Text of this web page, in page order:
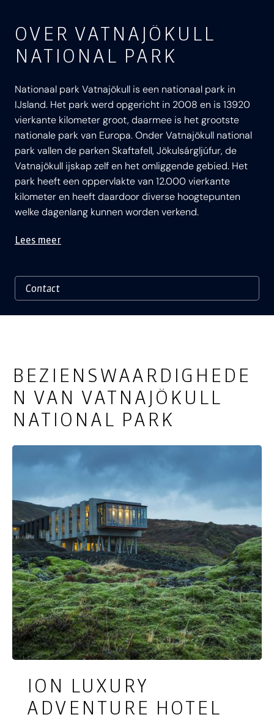
OVER VATNAJÖKULL
NATIONAL PARK
Nationaal park Vatnajökull is een nationaal park in
IJsland. Het park werd opgericht in 2008 en is 13920
vierkante kilometer groot, daarmee is het grootste
nationale park van Europa. Onder Vatnajökull national
park vallen de parken Skaftafell, Jökulsárgljúfur, de
Vatnajökull ijskap zelf en het omliggende gebied. Het
park heeft een oppervlakte van 12.000 vierkante
kilometer en heeft daardoor diverse hoogtepunten
welke dagenlang kunnen worden verkend.
Lees meer
BEZIENSWAARDIGHEDE
N VAN VATNAJÖKULL
NATIONAL PARK
ION LUXURY
ADVENTURE HOTEL